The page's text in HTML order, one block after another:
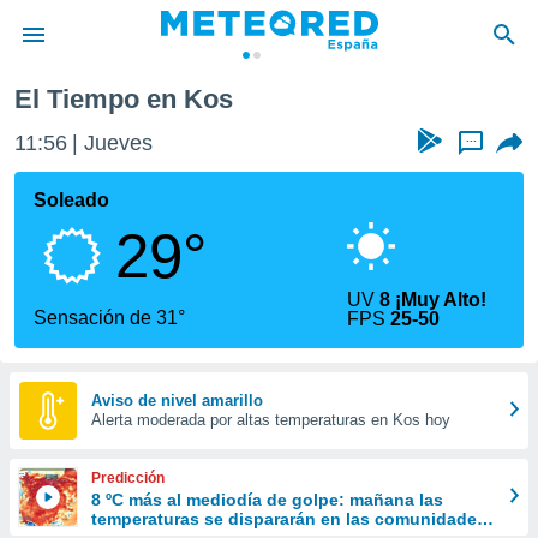
de
por
que se
calidad.
a este
las
y
forma
digital
basada
El Tiempo en Kos
11:56 Jueves ...
Soleado
29°
Sensación de 31°
UV8 ¡Muy Alto!
FPS25-50
Aviso de nivel amarillo
Alerta moderada por altas temperaturas en Kos hoy
Predicción
8 ºC más al mediodía de golpe: mañana las
temperaturas se dispararán en las comunidades